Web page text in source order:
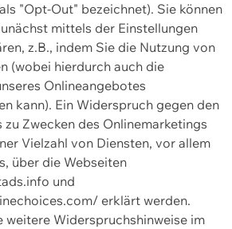
"Opt-Out" bezeichnet). Sie können
mittels der Einstellungen
z.B., indem Sie die Nutzung von
(wobei hierdurch auch die
Onlineangebotes
kann). Ein Widerspruch gegen den
Zwecken des Onlinemarketings
Vielzahl von Diensten, vor allem
über die Webseiten
und
erklärt werden.
weitere Widerspruchshinweise im